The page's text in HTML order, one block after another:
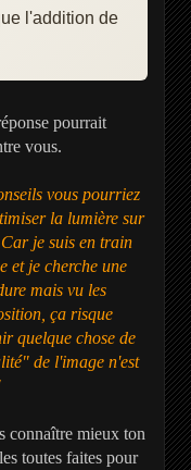
l'addition de
pourrait
vous.
vous pourriez
la lumière sur
je suis en train
et je cherche une
mais vu les
ça risque
quelque chose de
de l'image n'est
connaître mieux ton
toutes faites pour